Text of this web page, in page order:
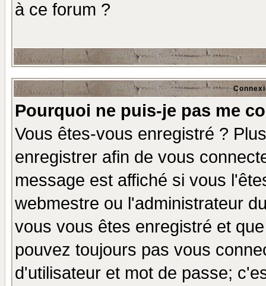
à ce forum ?
Pourquoi ne puis-je pas me
Vous êtes-vous enregistré ?
enregistrer afin de vous
message est affiché si vous
webmestre ou l'administrateur
vous vous êtes enregistré et
pouvez toujours pas vous
d'utilisateur et mot de passe;